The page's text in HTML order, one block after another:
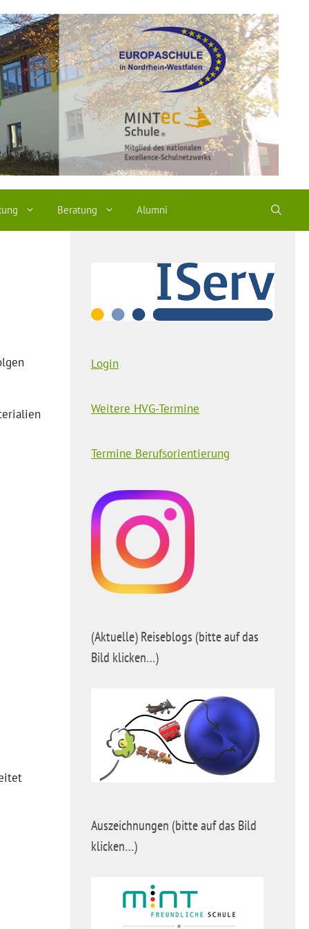
Beratung Alumni
Login
Weitere HVG-Termine
Termine Berufsorientierung
(Aktuelle) Reiseblogs (bitte auf das
Bild klicken…)
Auszeichnungen (bitte auf das Bild
klicken…)